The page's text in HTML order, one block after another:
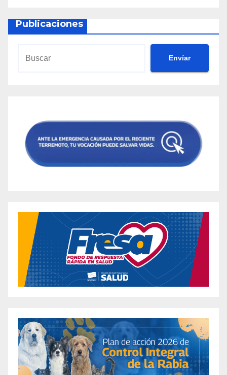
Publicaciones
Envíar